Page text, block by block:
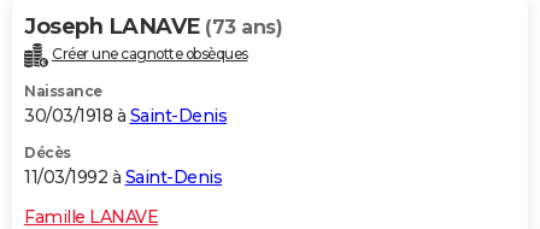
Joseph LANAVE (73 ans)
Créer une cagnotte obsèques
Naissance
30/03/1918 à Saint-Denis
Décès
11/03/1992 à Saint-Denis
Famille LANAVE